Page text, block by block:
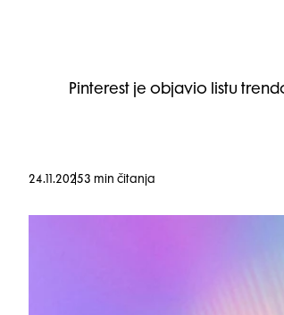
Pinterest je objavio listu
24.11.20253 min čitanja